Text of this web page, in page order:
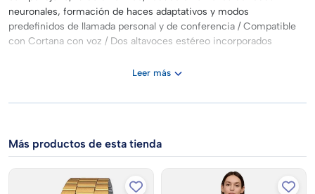
neuronales, formación de haces adaptativos y modos
predefinidos de llamada personal y de conferencia / Compatible
con Cortana con voz / Dos altavoces estéreo incorporados
Leer más
Más productos de esta tienda